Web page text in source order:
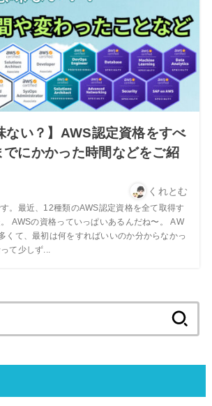
ない？】AWS認定資格をすべ
でにかかった時間などをご紹
くれとむ
。最近、12種類のAWS認定資格を全て取得す
AWSの資格っていっぱいあるんだね〜。 AW
くて、最初は何をすればいいのか分からなかっ
て少しず...
索: